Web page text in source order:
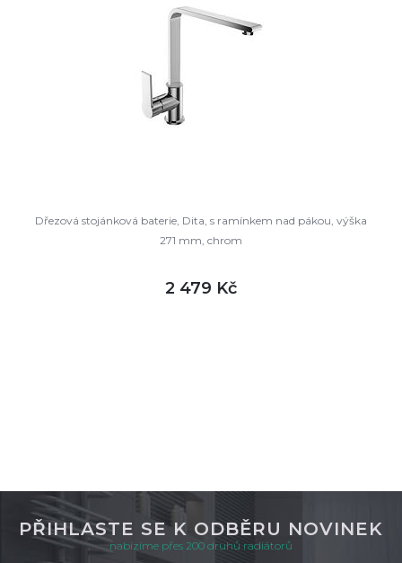
Dřezová stojánková baterie, Dita, s ramínkem nad pákou, výška
271 mm, chrom
2 479 Kč
PŘIHLASTE SE K ODBĚRU NOVINEK
nabízíme přes 200 druhů radiátorů